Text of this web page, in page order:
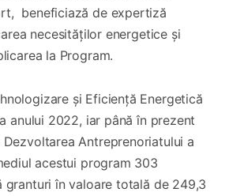
beneficiază de expertiză
necesităților energetice și
la Program.
și Eficiență Energetică
anului 2022, iar până în prezent
Antreprenoriatului a
acestui program 303
granturi în valoare totală de 249,3